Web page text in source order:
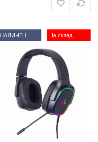
На склад
НАЛИЧЕН